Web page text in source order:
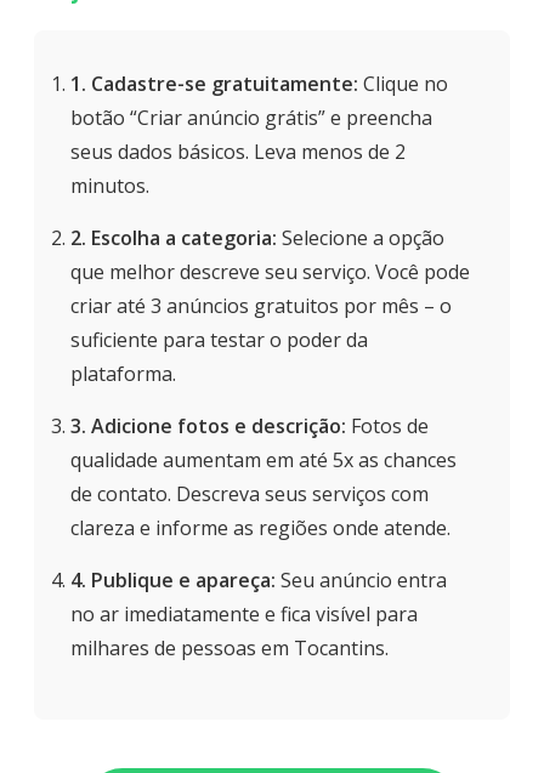
1. Cadastre-se gratuitamente: Clique no
botão “Criar anúncio grátis” e preencha
seus dados básicos. Leva menos de 2
minutos.
2. Escolha a categoria: Selecione a opção
que melhor descreve seu serviço. Você pode
criar até 3 anúncios gratuitos por mês – o
suficiente para testar o poder da
plataforma.
3. Adicione fotos e descrição: Fotos de
qualidade aumentam em até 5x as chances
de contato. Descreva seus serviços com
clareza e informe as regiões onde atende.
4. Publique e apareça: Seu anúncio entra
no ar imediatamente e fica visível para
milhares de pessoas em Tocantins.